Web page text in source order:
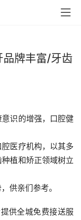
品牌丰富/牙齿
识的增强，口腔健
医疗机构，以其多
植和矫正领域树立
供亲们参考。